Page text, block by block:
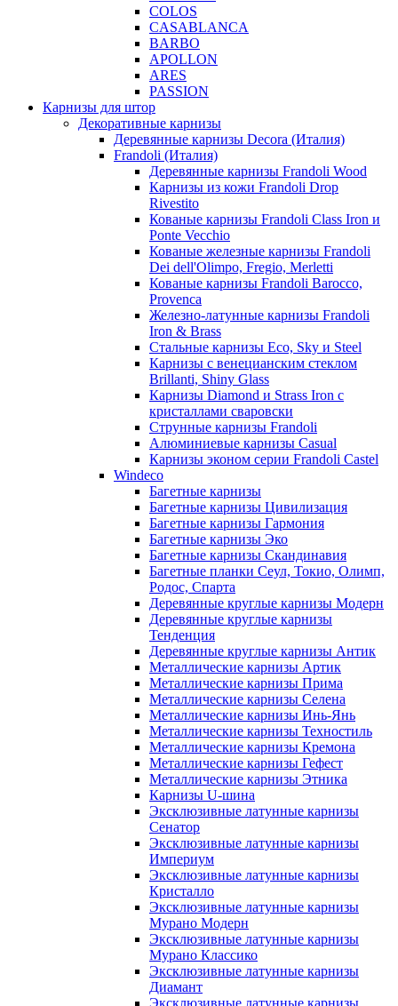
COLOS
CASABLANCA
BARBO
APOLLON
ARES
PASSION
Карнизы для штор
Декоративные карнизы
Деревянные карнизы Decora (Италия)
Frandoli (Италия)
Деревянные карнизы Frandoli Wood
Карнизы из кожи Frandoli Drop
Rivestito
Кованые карнизы Frandoli Class Iron и
Ponte Vecchio
Кованые железные карнизы Frandoli
Dei dell'Olimpo, Fregio, Merletti
Кованые карнизы Frandoli Barocco,
Provenca
Железно-латунные карнизы Frandoli
Iron & Brass
Стальные карнизы Eco, Sky и Steel
Карнизы с венецианским стеклом
Brillanti, Shiny Glass
Карнизы Diamond и Strass Iron с
кристаллами сваровски
Струнные карнизы Frandoli
Алюминиевые карнизы Casual
Карнизы эконом серии Frandoli Castel
Windeco
Багетные карнизы
Багетные карнизы Цивилизация
Багетные карнизы Гармония
Багетные карнизы Эко
Багетные карнизы Скандинавия
Багетные планки Сеул, Токио, Олимп,
Родос, Спарта
Деревянные круглые карнизы Модерн
Деревянные круглые карнизы
Тенденция
Деревянные круглые карнизы Антик
Металлические карнизы Артик
Металлические карнизы Прима
Металлические карнизы Селена
Металлические карнизы Инь-Янь
Металлические карнизы Техностиль
Металлические карнизы Кремона
Металлические карнизы Гефест
Металлические карнизы Этника
Карнизы U-шина
Эксклюзивные латунные карнизы
Сенатор
Эксклюзивные латунные карнизы
Империум
Эксклюзивные латунные карнизы
Кристалло
Эксклюзивные латунные карнизы
Мурано Модерн
Эксклюзивные латунные карнизы
Мурано Классико
Эксклюзивные латунные карнизы
Диамант
Эксклюзивные латунные карнизы